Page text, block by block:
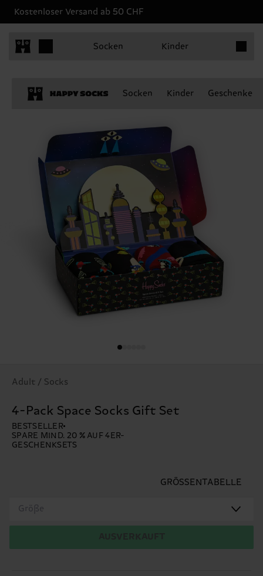
Kostenloser Versand ab 50 CHF
Socken Kinder
Socken Kinder Geschenke
Adult / Socks
4-Pack Space Socks Gift Set
BESTSELLER
SPARE MIND. 20 % AUF 4ER-
GESCHENKSETS
GRÖSSENTABELLE
Größe